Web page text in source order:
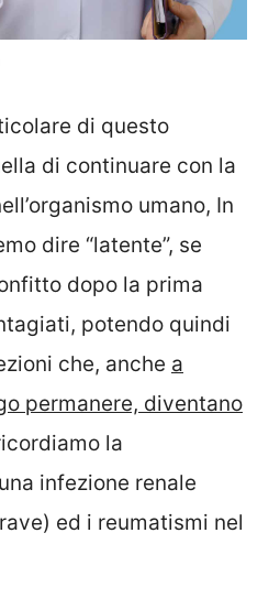
di questo
di continuare con la
umano, In
dire “latente”, se
dopo la prima
potendo quindi
che, anche a
permanere, diventano
la
infezione renale
ed i reumatismi nel